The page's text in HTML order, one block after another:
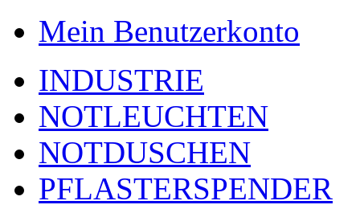
Mein Benutzerkonto
INDUSTRIE
NOTLEUCHTEN
NOTDUSCHEN
PFLASTERSPENDER